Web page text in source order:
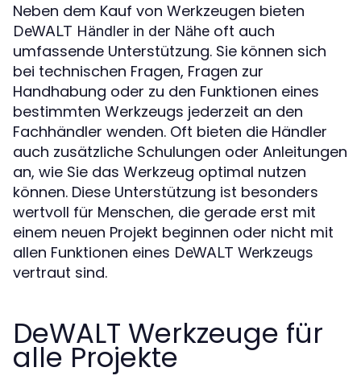
Neben dem Kauf von Werkzeugen bieten
DeWALT Händler in der Nähe oft auch
umfassende Unterstützung. Sie können sich
bei technischen Fragen, Fragen zur
Handhabung oder zu den Funktionen eines
bestimmten Werkzeugs jederzeit an den
Fachhändler wenden. Oft bieten die Händler
auch zusätzliche Schulungen oder Anleitungen
an, wie Sie das Werkzeug optimal nutzen
können. Diese Unterstützung ist besonders
wertvoll für Menschen, die gerade erst mit
einem neuen Projekt beginnen oder nicht mit
allen Funktionen eines DeWALT Werkzeugs
vertraut sind.
DeWALT Werkzeuge für
alle Projekte